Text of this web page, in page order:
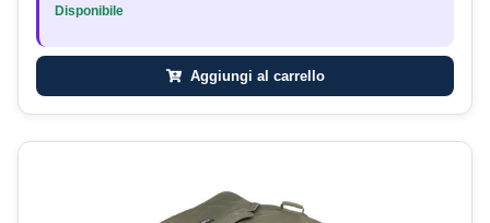
Disponibile
Aggiungi al carrello